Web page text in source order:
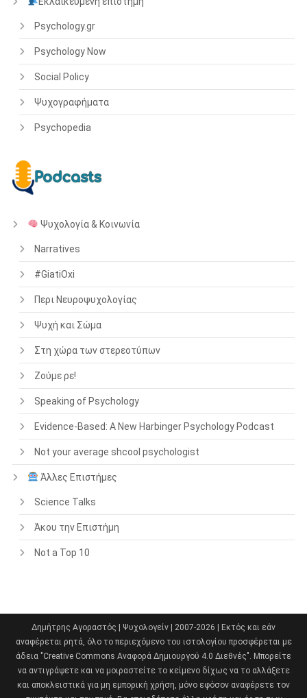
Psychology.gr
Psychology Now
Social Policy
Ψυχογραφήματα
Psychopedia
Ψυχολογία & Κοινωνία
Narratives
#GiatiOxi
Περι Νευροψυχολογίας
Ψυχή και Σώμα
Στη χώρα των στερεοτύπων
Ζούμε ρε!
Speaking of Psychology
Evidence-Based: A New Harbinger Psychology Podcast
Not your average shcool psychologist
Άλλες Επιστήμες
Science Talks
Άκου την Επιστήμη
Not a Top 10
Δημήτρης Αγοραστός | Ψυχολογείν | 2007-2026 | Εκτός και εάν
αναφέρεται ρητά, όλο το περιεχόμενο του ιστολογίου προσφέρεται με
άδεια "Creative Commons Αναφορά Δημιουργού 4.0 Διεθνές". Μπορείτε
να αντιγράψετε και να μοιραστείτε το κείμενο δίχως να το αλλάξετε
και αποκλειστικά για μη εμπορική χρήση, μόνο εφόσον αναφέρετε τον